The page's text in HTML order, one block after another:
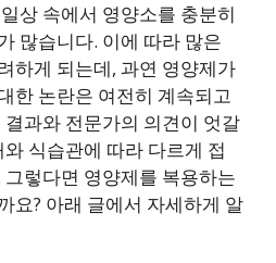
상 속에서 영양소를 충분히
많습니다. 이에 따라 많은
하게 되는데, 과연 영양제가
한 논란은 여전히 계속되고
과와 전문가의 의견이 엇갈
식습관에 따라 다르게 접
렇다면 영양제를 복용하는
요? 아래 글에서 자세하게 알